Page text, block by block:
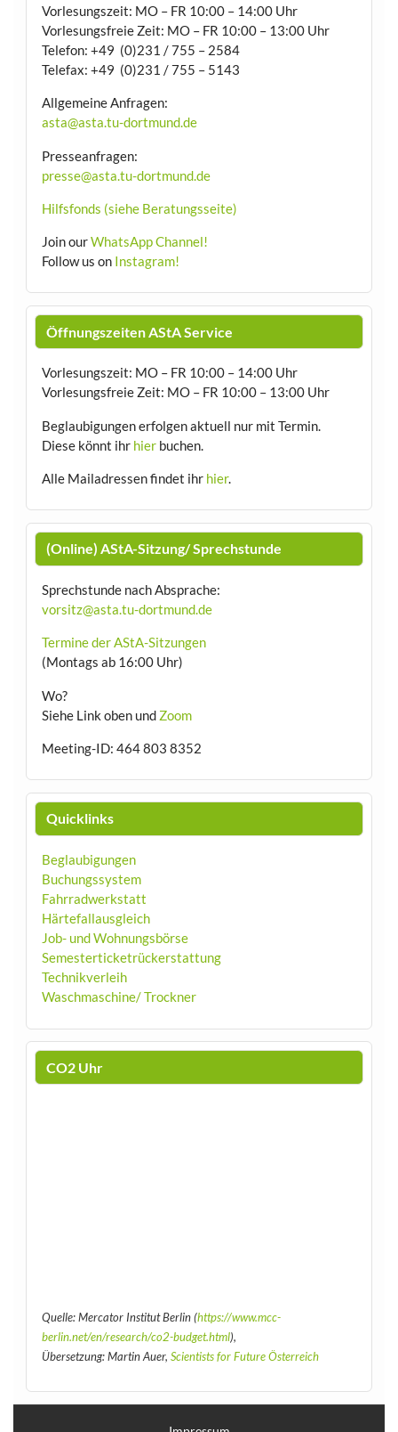
Vorlesungszeit: MO – FR 10:00 – 14:00 Uhr
Vorlesungsfreie Zeit: MO – FR 10:00 – 13:00 Uhr
Telefon: +49 (0)231 / 755 – 2584
Telefax: +49 (0)231 / 755 – 5143
Allgemeine Anfragen:
asta@asta.tu-dortmund.de
Presseanfragen:
presse@asta.tu-dortmund.de
Hilfsfonds (siehe Beratungsseite)
Join ourWhatsApp Channel!
Follow us on Instagram!
Öffnungszeiten AStA Service
Vorlesungszeit: MO – FR 10:00 – 14:00 Uhr
Vorlesungsfreie Zeit: MO – FR 10:00 – 13:00 Uhr
Beglaubigungen erfolgen aktuell nur mit Termin.
Diese könnt ihr hierbuchen.
Alle Mailadressen findet ihr hier.
(Online) AStA-Sitzung/ Sprechstunde
Sprechstunde nach Absprache:
vorsitz@asta.tu-dortmund.de
Termine der AStA-Sitzungen
(Montags ab 16:00 Uhr)
Wo?
Siehe Link oben und Zoom
Meeting-ID: 464 803 8352
Quicklinks
Beglaubigungen
Buchungssystem
Fahrradwerkstatt
Härtefallausgleich
Job- und Wohnungsbörse
Semesterticketrückerstattung
Technikverleih
Waschmaschine/ Trockner
CO2 Uhr
Quelle: Mercator Institut Berlin (https://www.mcc-
berlin.net/en/research/co2-budget.html),
Übersetzung: Martin Auer, Scientists for Future Österreich